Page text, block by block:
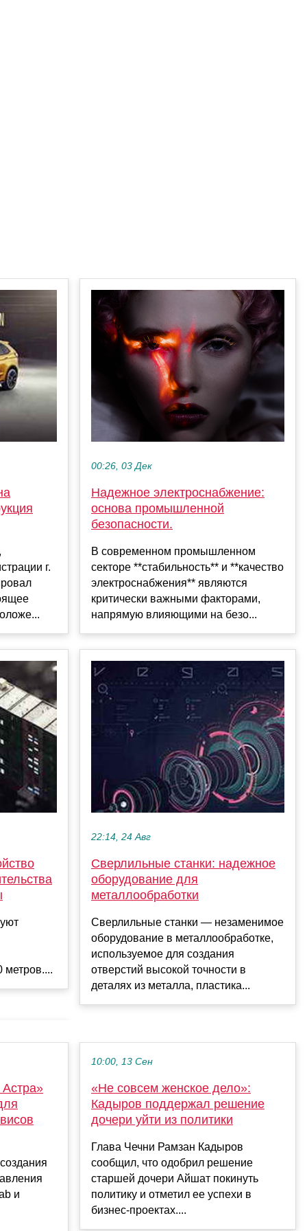
г.
метров....
00:26, 03 Дек
Надежное электроснабжение:
основа промышленной
безопасности.
В современном промышленном
секторе **стабильность** и **качество
электроснабжения** являются
критически важными факторами,
напрямую влияющими на безо...
22:14, 24 Авг
Сверлильные станки: надежное
оборудование для
металлообработки
Сверлильные станки — незаменимое
оборудование в металлообработке,
используемое для создания
отверстий высокой точности в
деталях из металла, пластика...
и
10:00, 13 Сен
«Не совсем женское дело»:
Кадыров поддержал решение
дочери уйти из политики
Глава Чечни Рамзан Кадыров
сообщил, что одобрил решение
старшей дочери Айшат покинуть
политику и отметил ее успехи в
бизнес-проектах....